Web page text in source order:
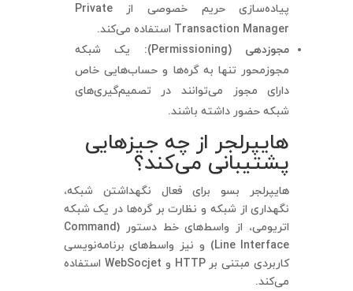
پیاده‌سازی حریم خصوصی از Private
Transaction Manager استفاده می‌کند.
مجوزدهی (Permissioning
): یک شبکه
مجوزمحور تنها به گره‌ها و حساب‌هایی خاص
دارای مجوز می‌توانند در تصمیم‌گیری‌های
شبکه حضور داشته باشند.
هایپرلجر از چه جیزهایی
پشتیبانی می‌کند؟
هایپرلجر بسو برای فعال نگهداشتن شبکه،
نگهداری از شبکه و نظارت بر گره‌ها در یک شبکه
اتریومی، از واسط‌های خط دستور (Command
Line Interface) و نیز واسط‌های برنامه‌نویسی
کاربردی مبتنی بر HTTP و WebSocjet استفاده
می‌کند.